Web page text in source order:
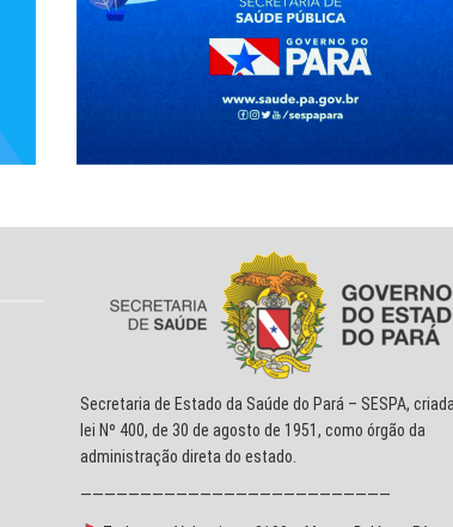
Secretaria de Estado da Saúde do Pará – SESPA,
lei Nº 400, de 30 de agosto de 1951, como órgão da
administração direta do estado.
——————————————————————————